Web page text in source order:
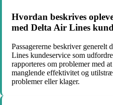
Hvordan beskrives
med Delta Air Lines
Passagererne beskriver generelt
Lines kundeservice som
rapporteres om problemer med
manglende effektivitet og
problemer eller klager.